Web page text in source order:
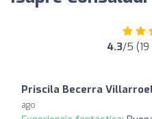
4.3/5 (19
Priscila Becerra
ago